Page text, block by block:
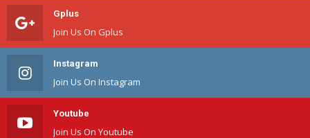
Gplus
Join Us On Gplus
Instagram
Join Us On Instagram
Youtube
Join Us On Youtube